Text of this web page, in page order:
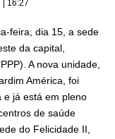
| 16:27
feira, dia 15, a sede
da capital,
A nova unidade,
América, foi
e já está em pleno
de saúde
do Felicidade II,